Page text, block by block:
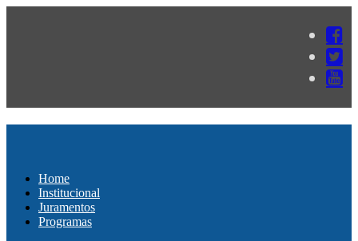
Home
Institucional
Juramentos
Programas